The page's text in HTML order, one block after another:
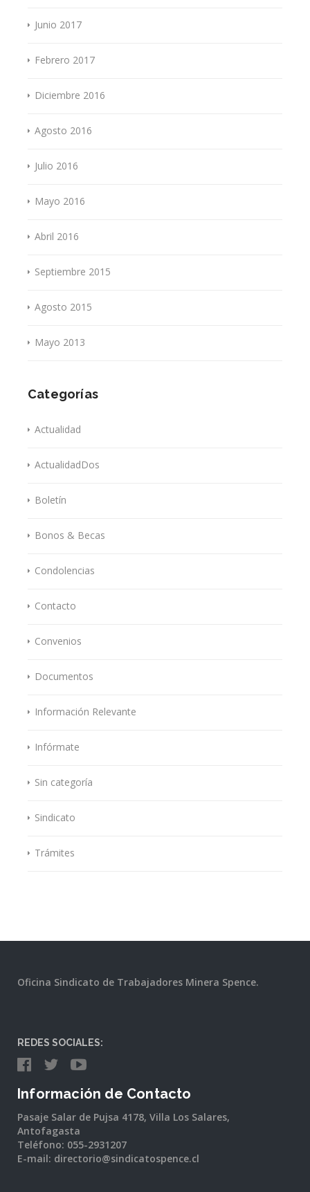
Junio 2017
Febrero 2017
Diciembre 2016
Agosto 2016
Julio 2016
Mayo 2016
Abril 2016
Septiembre 2015
Agosto 2015
Mayo 2013
Categorías
Actualidad
ActualidadDos
Boletín
Bonos & Becas
Condolencias
Contacto
Convenios
Documentos
Información Relevante
Infórmate
Sin categoría
Sindicato
Trámites
Oficina Sindicato de Trabajadores Minera Spence.
REDES SOCIALES:
Información de Contacto
Pasaje Salar de Pujsa 4178, Villa Los Salares,
Antofagasta
Teléfono: 055-2931207
E-mail: directorio@sindicatospence.cl